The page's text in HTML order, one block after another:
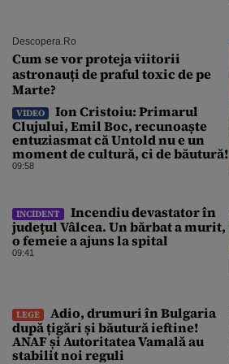
Descopera.ro
Cum se vor proteja viitorii
astronauți de praful toxic de pe
Marte?
VIDEO
Ion Cristoiu: Primarul
Clujului, Emil Boc, recunoaște
entuziasmat că Untold nu e un
moment de cultură, ci de băutură!
09:58
INCIDENT
Incendiu devastator în
județul Vâlcea. Un bărbat a murit,
o femeie a ajuns la spital
09:41
LEGE
Adio, drumuri în Bulgaria
după țigări și băutură ieftine!
ANAF și Autoritatea Vamală au
stabilit noi reguli